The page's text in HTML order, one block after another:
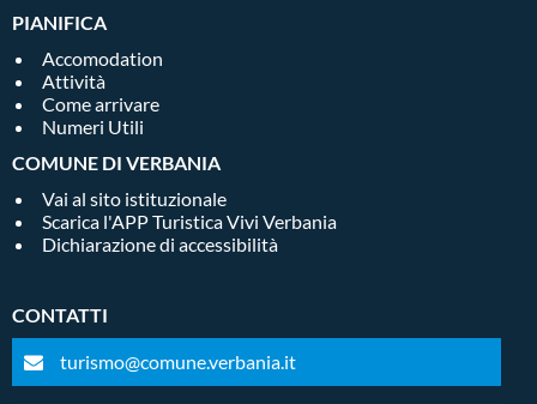
PIANIFICA
Accomodation
Attività
Come arrivare
Numeri Utili
COMUNE DI VERBANIA
Vai al sito istituzionale
Scarica l'APP Turistica Vivi Verbania
Dichiarazione di accessibilità
CONTATTI
turismo@comune.verbania.it